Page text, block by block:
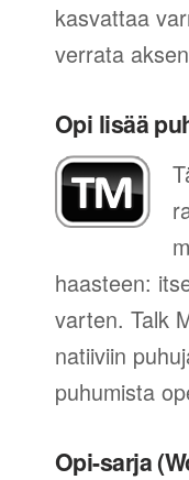
kasvattaa
verrata
Opi lisää
haasteen:
varten. Talk
natiiviin
puhumista
Opi-sarja